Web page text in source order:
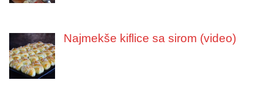
Najmekše kiflice sa sirom (video)